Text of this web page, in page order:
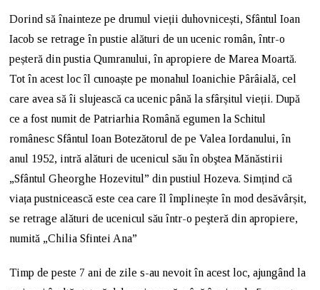
Dorind să înainteze pe drumul vieții duhovnicești, Sfântul Ioan
Iacob se retrage în pustie alături de un ucenic român, într-o
peșteră din pustia Qumranului, în apropiere de Marea Moartă.
Tot în acest loc îl cunoaște pe monahul Ioanichie Pârâială, cel
care avea să îi slujească ca ucenic până la sfârșitul vieții. După
ce a fost numit de Patriarhia Română egumen la Schitul
românesc Sfântul Ioan Botezătorul de pe Valea Iordanului, în
anul 1952, intră alături de ucenicul său în obştea Mănăstirii
„Sfântul Gheorghe Hozevitul” din pustiul Hozeva. Simțind că
viața pustnicească este cea care îl împlinește în mod desăvârșit,
se retrage alături de ucenicul său într-o peşteră din apropiere,
numită „Chilia Sfintei Ana”
Timp de peste 7 ani de zile s-au nevoit în acest loc, ajungând la